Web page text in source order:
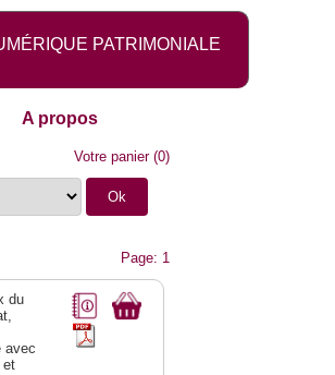
PATRIMONIALE
A propos
Votre panier(0)
Page: 1
du
avec
et